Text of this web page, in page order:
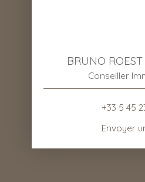
BRUNO
Conseiller
+33 5 45
Envoyer